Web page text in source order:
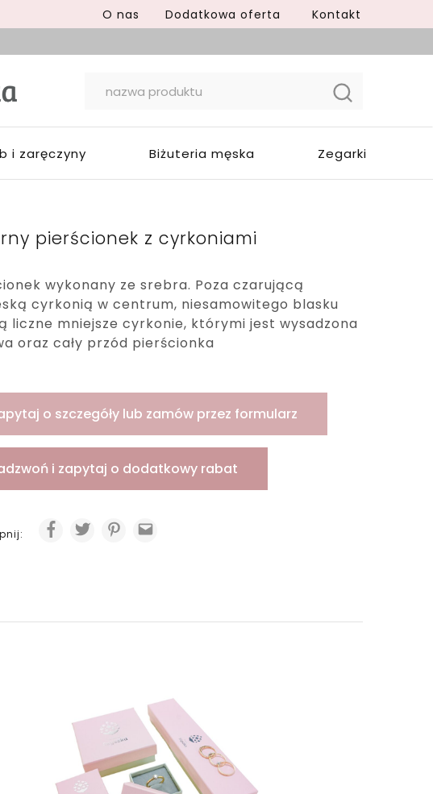
O nas Dodatkowa oferta Kontakt
i zaręczyny Biżuteria męska Zegarki
pierścionek z cyrkoniami
wykonany ze srebra. Poza czarującą
cyrkonią w centrum, niesamowitego blasku
liczne mniejsze cyrkonie, którymi jest wysadzona
oraz cały przód pierścionka
o szczegóły lub zamów przez formularz
i zapytaj o dodatkowy rabat